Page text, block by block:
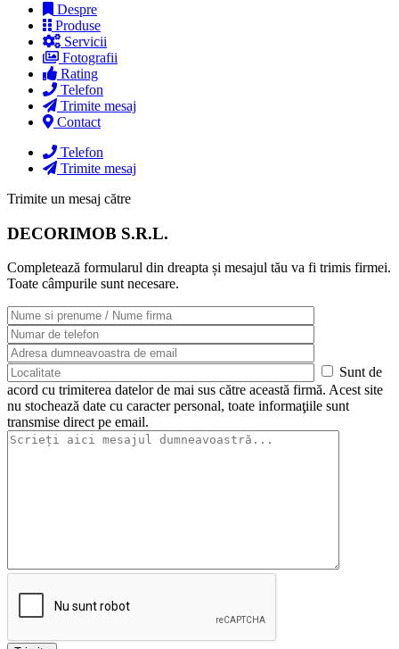
Despre
Produse
Servicii
Fotografii
Rating
Telefon
Trimite mesaj
Contact
Telefon
Trimite mesaj
Trimite un mesaj către
DECORIMOB S.R.L.
Completează formularul din dreapta și mesajul tău va fi trimis firmei.
Toate câmpurile sunt necesare.
Sunt de
acord cu trimiterea datelor de mai sus către această firmă. Acest site
nu stochează date cu caracter personal, toate informaţiile sunt
transmise direct pe email.